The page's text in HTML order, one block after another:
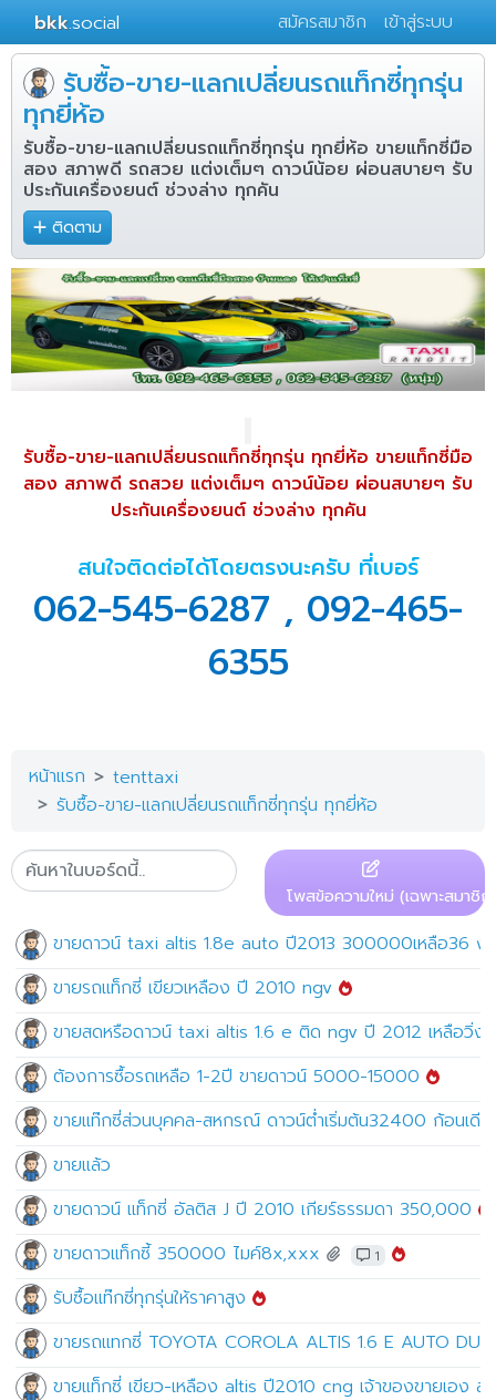
bkk.social สมัครสมาชิก เข้าสู่ระบบ
รับซื้อ-ขาย-แลกเปลี่ยนรถแท็กซี่ทุกรุ่น
ทุกยี่ห้อ
รับซื้อ-ขาย-แลกเปลี่ยนรถแท็กซี่ทุกรุ่น ทุกยี่ห้อ ขายแท็กซี่มือ
สอง สภาพดี รถสวย แต่งเต็มๆ ดาวน์น้อย ผ่อนสบายๆ รับ
ประกันเครื่องยนต์ ช่วงล่าง ทุกคัน
ติดตาม
รับซื้อ-ขาย-แลกเปลี่ยนรถแท็กซี่ทุกรุ่น ทุกยี่ห้อ ขายแท็กซี่มือ
สอง สภาพดี รถสวย แต่งเต็มๆ ดาวน์น้อย ผ่อนสบายๆ รับ
ประกันเครื่องยนต์ ช่วงล่าง ทุกคัน
สนใจติดต่อได้โดยตรงนะครับ ที่เบอร์
062-545-6287 , 092-465-
6355
หน้าแรก
tenttaxi
รับซื้อ-ขาย-แลกเปลี่ยนรถแท็กซี่ทุกรุ่น ทุกยี่ห้อ
โพสข้อความใหม่ (เฉพาะสมาชิก)
ขายดาวน์ taxi altis 1.8e auto ปี2013 300000เหลือ36 ง
ขายรถแท็กซี่ เขียวเหลือง ปี 2010 ngv
ขายสดหรือดาวน์ taxi altis 1.6 e ติด ngv ปี 2012 เหลือวิ่
ต้องการซื้อรถเหลือ 1-2ปี ขายดาวน์ 5000-15000
ขายแท๊กซี่ส่วนบุคคล-สหกรณ์ ดาวน์ต่ำเริ่มต้น32400 ก้อนเดีย
ขายแล้ว
ขายดาวน์ แท็กซี่ อัลติส J ปี 2010 เกียร์ธรรมดา 350,000
ขายดาวแท็กซี้ 350000 ไมค์8x,xxx
1
รับซื้อแท๊กซี่ทุกรุ่นให้ราคาสูง
ขายรถเเทกซี่ TOYOTA COROLA ALTIS 1.6 E AUTO
ขายแท็กซี่ เขียว-เหลือง altis ปี2010 cng เจ้าของขายเอง ส